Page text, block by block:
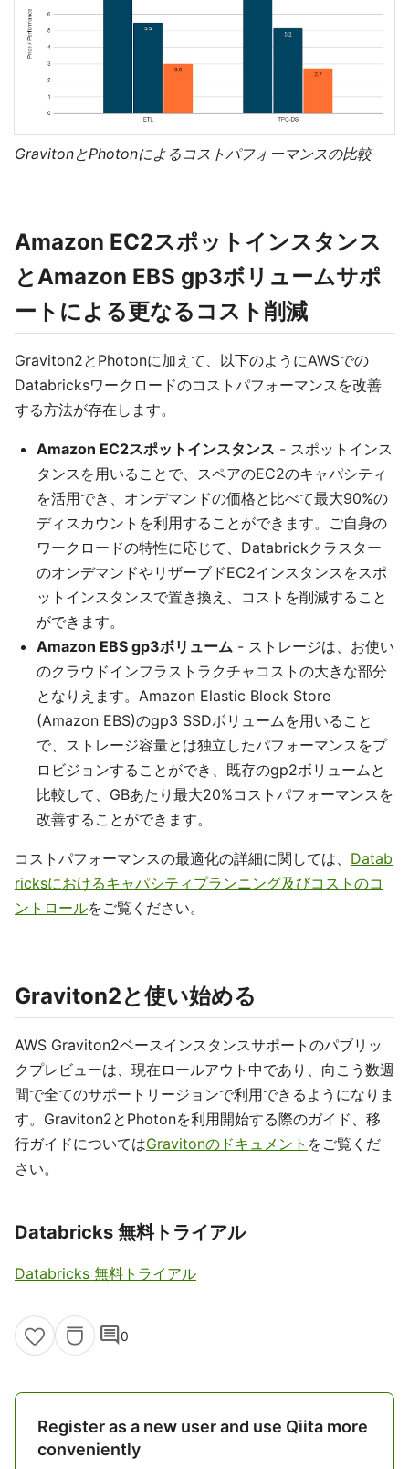
GravitonとPhotonによるコストパフォーマンスの比較
Amazon EC2スポットインスタンス
とAmazon EBS gp3ボリュームサポ
ートによる更なるコスト削減
Graviton2とPhotonに加えて、以下のようにAWSでの
Databricksワークロードのコストパフォーマンスを改善
する方法が存在します。
Amazon EC2スポットインスタンス - スポットインス
タンスを用いることで、スペアのEC2のキャパシティ
を活用でき、オンデマンドの価格と比べて最大90%の
ディスカウントを利用することができます。ご自身の
ワークロードの特性に応じて、Databrickクラスター
のオンデマンドやリザーブドEC2インスタンスをスポ
ットインスタンスで置き換え、コストを削減すること
ができます。
Amazon EBS gp3ボリューム - ストレージは、お使い
のクラウドインフラストラクチャコストの大きな部分
となりえます。Amazon Elastic Block Store
(Amazon EBS)のgp3 SSDボリュームを用いること
で、ストレージ容量とは独立したパフォーマンスをプ
ロビジョンすることができ、既存のgp2ボリュームと
比較して、GBあたり最大20%コストパフォーマンスを
改善することができます。
コストパフォーマンスの最適化の詳細に関しては、 Datab
ricksにおけるキャパシティプランニング及びコストのコ
ントロールをご覧ください。
Graviton2と使い始める
AWS Graviton2ベースインスタンスサポートのパブリッ
クプレビューは、現在ロールアウト中であり、向こう数週
間で全てのサポートリージョンで利用できるようになりま
す。Graviton2とPhotonを利用開始する際のガイド、移
行ガイドについてはGravitonのドキュメント をご覧くだ
さい。
Databricks 無料トライアル
Databricks 無料トライアル
comment0
Register as a new user and use Qiita more
conveniently